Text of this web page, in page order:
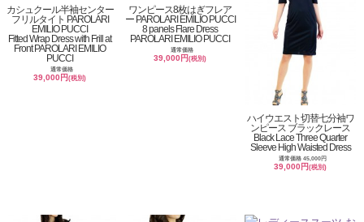
カシュクール半袖センター
フリルタイト PAROLARI
EMILIO PUCCI
Fitted Wrap Dress with Frill at
Front PAROLARI EMILIO
PUCCI
通常価格
39,000円(税別)
ワンピース8枚はぎフレア
ー PAROLARI EMILIO PUCCI
8 panels Flare Dress
PAROLARI EMILIO PUCCI
通常価格
39,000円(税別)
ハイウエスト切替七分袖ワ
ンピース ブラックレース
Black Lace Three Quarter
Sleeve High Waisted Dress
通常価格 45,000円
39,000円(税別)